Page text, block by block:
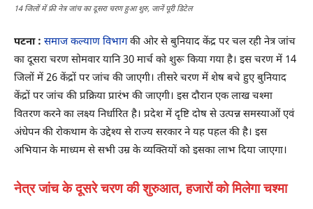
14 जिलों में फ्री नेत्र जांच का दूसरा चरण हुआ शुरु, जानें पूरी डिटेल
पटना : समाज कल्याण विभागकी ओर से बुनियाद केंद्र पर चल रही नेत्र जांच
का दूसरा चरण सोमवार यानि 30 मार्च को शुरू किया गया है। इस चरण में 14
जिलों में 26 केंद्रों पर जांच की जाएगी। तीसरे चरण में शेष बचे हुए बुनियाद
केंद्रों पर जांच की प्रक्रिया प्रारंभ की जाएगी। इस दौरान एक लाख चश्मा
वितरण करने का लक्ष्य निर्धारित है। प्रदेश में दृष्टि दोष से उत्पन्न समस्याओं एवं
अंधेपन की रोकथाम के उद्देश्य से राज्य सरकार ने यह पहल की है। इस
अभियान के माध्यम से सभी उम्र के व्यक्तियों को इसका लाभ दिया जाएगा।
नेत्र जांच के दूसरे चरण की शुरुआत, हजारों को मिलेगा चश्मा